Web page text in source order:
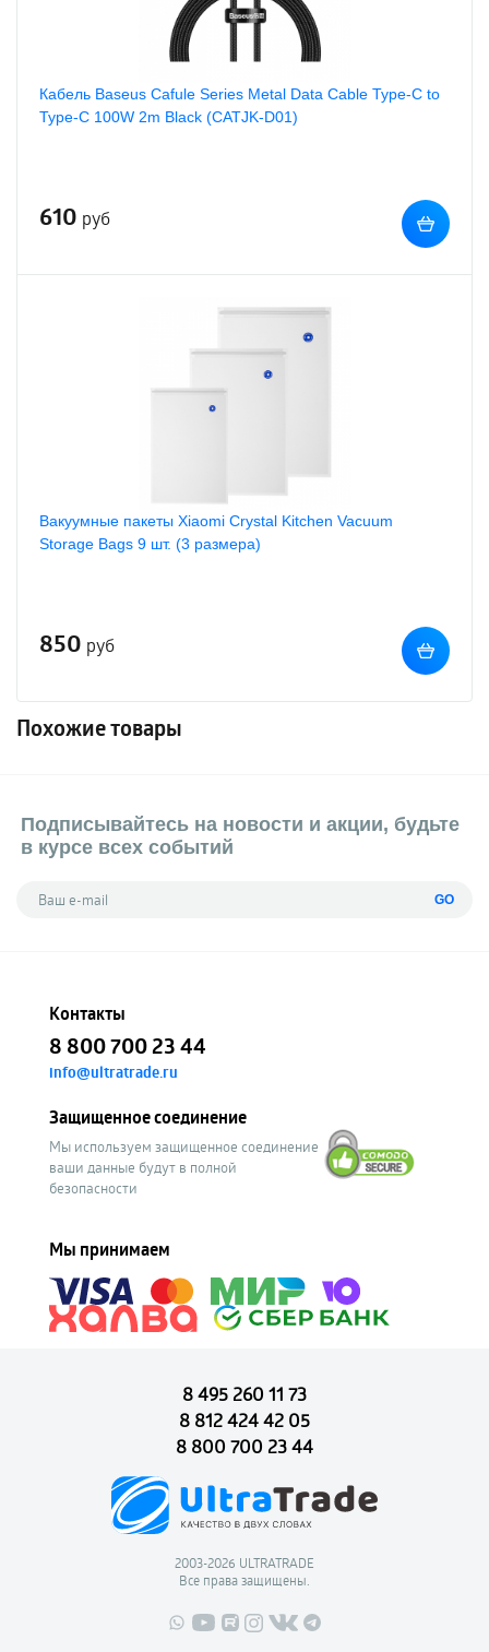
Кабель Baseus Cafule Series Metal Data Cable Type-C to
Type-C 100W 2m Black (CATJK-D01)
610 руб
Вакуумные пакеты Xiaomi Crystal Kitchen Vacuum
Storage Bags 9 шт. (3 размера)
850 руб
Похожие товары
Подписывайтесь на новости и акции, будьте
в курсе всех событий
GO
Контакты
8 800 700 23 44
info@ultratrade.ru
Защищенное соединение
Мы используем защищенное соединение
ваши данные будут в полной
безопасности
Мы принимаем
8 495 260 11 73
8 812 424 42 05
8 800 700 23 44
2003-2026 ULTRATRADE
Все права защищены.